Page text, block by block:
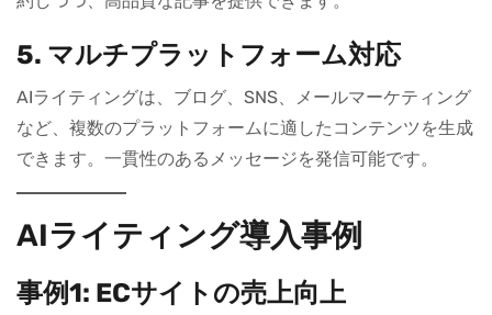
5. マルチプラットフォーム対応
AIライティングは、ブログ、SNS、メールマーケティング
など、複数のプラットフォームに適したコンテンツを生成
できます。一貫性のあるメッセージを発信可能です。
AIライティング導入事例
事例1: ECサイトの売上向上